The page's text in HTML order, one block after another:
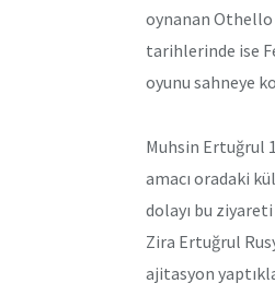
oynanan Othello
tarihlerinde ise
oyunu sahneye
Muhsin Ertuğrul
amacı oradaki
dolayı bu
Zira Ertuğrul
ajitasyon